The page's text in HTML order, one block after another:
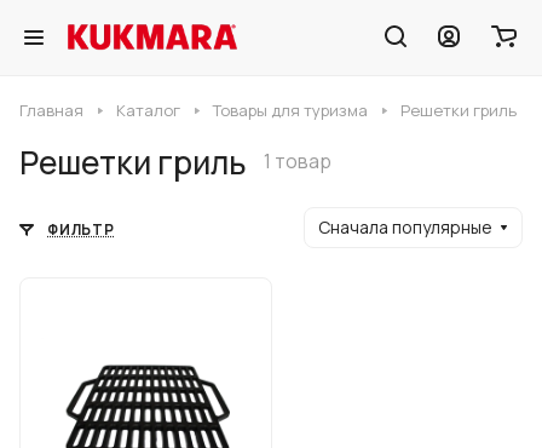
Главная Каталог Товары для туризма Решетки гриль
Решетки гриль 1 товар
ФИЛЬТР Сначала популярные